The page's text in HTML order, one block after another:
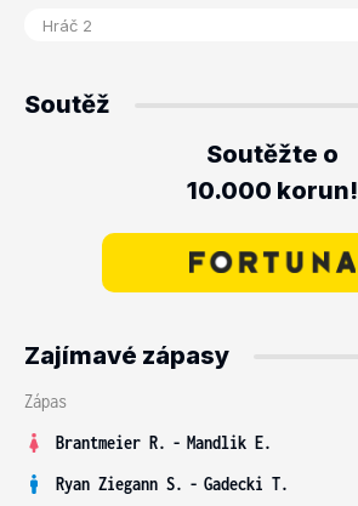
Soutěž
Soutěžte o
10.000 korun!
Zajímavé zápasy
Zápas
Brantmeier R. - Mandlik E.
Ryan Ziegann S. - Gadecki T.